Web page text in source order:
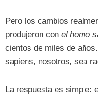
Pero los cambios
produjeron conel homo
cientos de miles de
sapiens, nosotros, sea
La respuesta es simple: